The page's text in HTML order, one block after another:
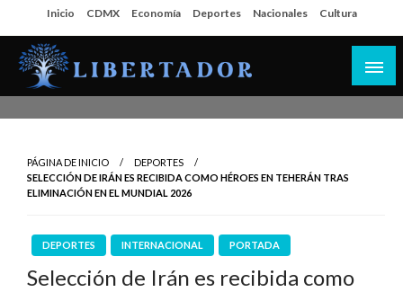
al
contenido
Inicio CDMX Economía Deportes Nacionales Cultura
PÁGINA DE INICIO
DEPORTES
SELECCIÓN DE IRÁN ES RECIBIDA COMO HÉROES EN TEHERÁN TRAS
ELIMINACIÓN EN EL MUNDIAL 2026
DEPORTES INTERNACIONAL PORTADA
Selección de Irán es recibida como